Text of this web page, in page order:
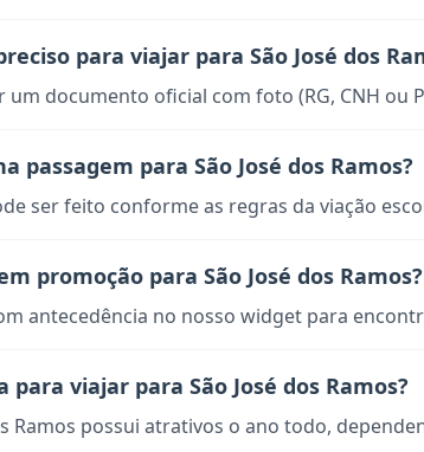
para viajar para São José dos
um documento oficial com foto (RG, CNH ou
passagem para São José dos Ramos?
ser feito conforme as regras da viação
promoção para São José dos Ramos?
antecedência no nosso widget para
para viajar para São José dos Ramos?
Ramos possui atrativos o ano todo,